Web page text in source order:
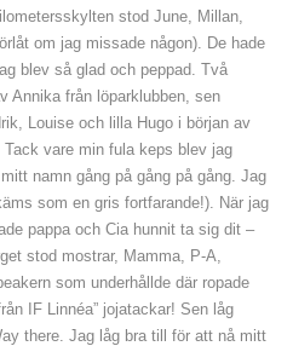
stod June, Millan,
om jag missade någon). De hade
blev så glad och peppad. Två
Annika från löparklubben, sen
Louise och lilla Hugo i början av
vare min fula keps blev jag
namn gång på gång på gång. Jag
som en gris fortfarande!). När jag
pappa och Cia hunnit ta sig dit –
stod mostrar, Mamma, P-A,
som underhållde där ropade
IF Linnéa” jojatackar! Sen låg
there. Jag låg bra till för att nå mitt